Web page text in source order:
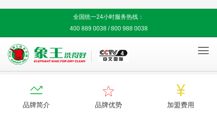
全国统一24小时服务热线：
400 889 0038 / 800 988 0038


品牌简介

品牌优势

加盟费用